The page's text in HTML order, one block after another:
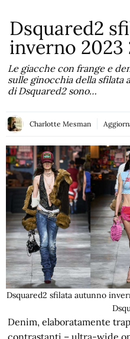
Dsquared2
inverno 2023
Le giacche con frange e
sulle ginocchia della sfilata
di Dsquared2 sono…
Charlotte Mesman
Dsquared2 sfilata autunno
Denim, elaboratamente
contrastanti – ultra-wide